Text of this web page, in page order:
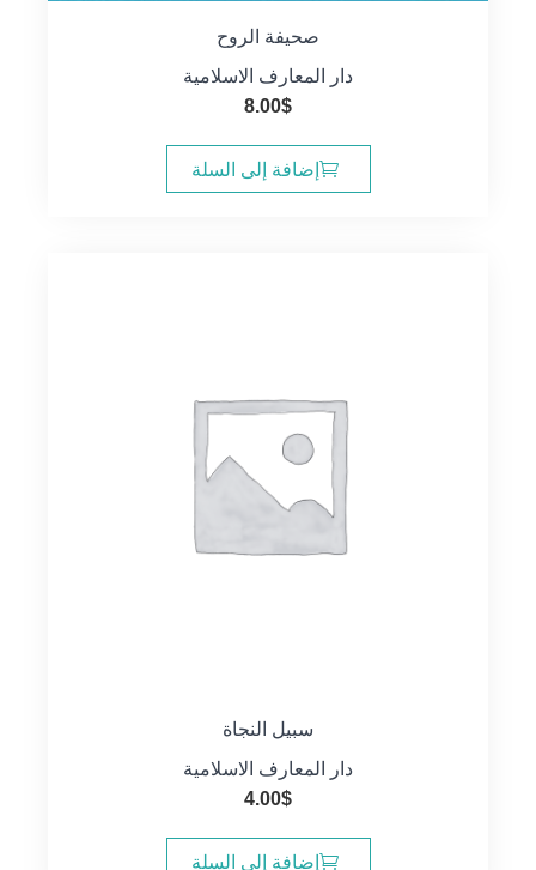
صحيفة الروح
دار المعارف الاسلامية
8.00$
إضافة إلى السلة
سبيل النجاة
دار المعارف الاسلامية
4.00$
إضافة إلى السلة